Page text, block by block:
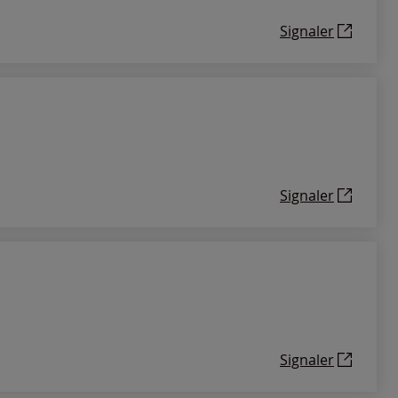
Signaler
Signaler
Signaler